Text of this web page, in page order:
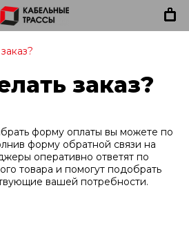
заказ?
форму оплаты вы можете по
форму обратной связи на
оперативно ответят по
товара и помогут подобрать
вашей потребности.